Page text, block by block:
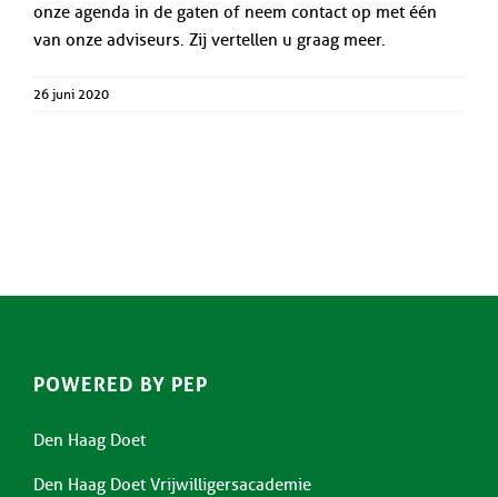
onze agenda in de gaten of neem contact op met één
van onze adviseurs. Zij vertellen u graag meer.
26 juni 2020
POWERED BY PEP
Den Haag Doet
Den Haag Doet Vrijwilligersacademie